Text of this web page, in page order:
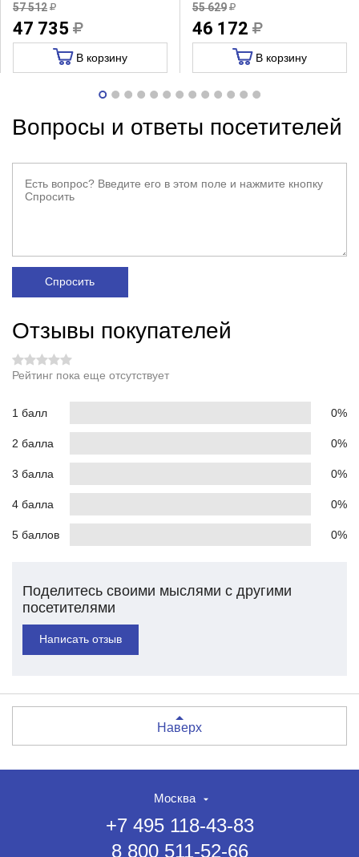
57 512
47 735
В корзину
55 629
46 172
В корзину
Вопросы и ответы посетителей
Спросить
Отзывы покупателей
Рейтинг пока еще отсутствует
1 балл 0%
2 балла 0%
3 балла 0%
4 балла 0%
5 баллов 0%
Поделитесь своими мыслями с другими
посетителями
Написать отзыв
Наверх
Москва
+7 495 118-43-83
8 800 511-52-66